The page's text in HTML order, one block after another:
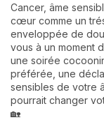
Cancer, âme
cœur comme un
enveloppée de
vous à un moment
une soirée
préférée, une
sensibles de votre
pourrait changer
🏡